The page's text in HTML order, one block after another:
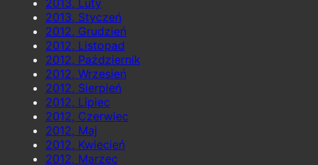
2013, Styczeń
2012, Grudzień
2012, Listopad
2012, Październik
2012, Wrzesień
2012, Sierpień
2012, Lipiec
2012, Czerwiec
2012, Maj
2012, Kwiecień
2012, Marzec